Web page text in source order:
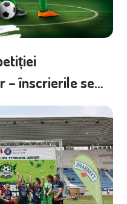
– înscrierile se
30 noiembrie